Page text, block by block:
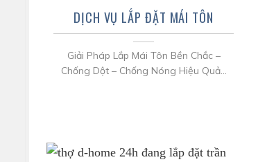
DỊCH VỤ LẮP ĐẶT MÁI TÔN
Giải Pháp Lắp Mái Tôn Bền Chắc –
Chống Dột – Chống Nóng Hiệu Quả...